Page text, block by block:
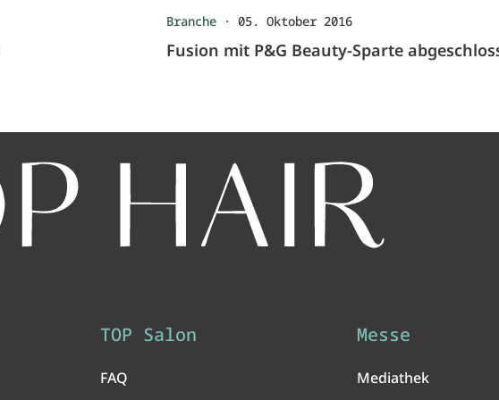
Branche ·05. Oktober 2016
Fusion mit P&G Beauty-Sparte
TOP Salon
FAQ
Messe
Mediathek